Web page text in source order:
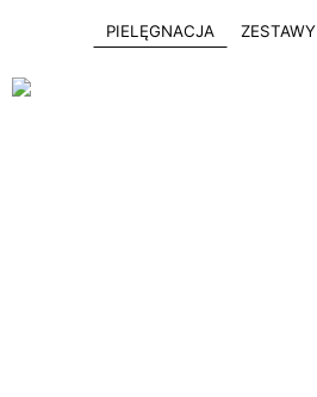
PIELĘGNACJA ZESTAWY